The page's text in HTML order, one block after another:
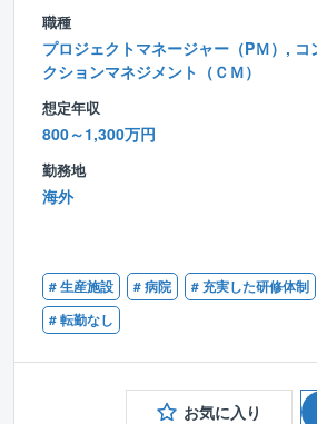
職種
プロジェクトマネージャー（PＭ）, コ
クションマネジメント（ＣＭ）
想定年収
800～1,300万円
勤務地
海外
# 生産施設 # 病院 # 充実した研修体制
# 転勤なし
お気に入り